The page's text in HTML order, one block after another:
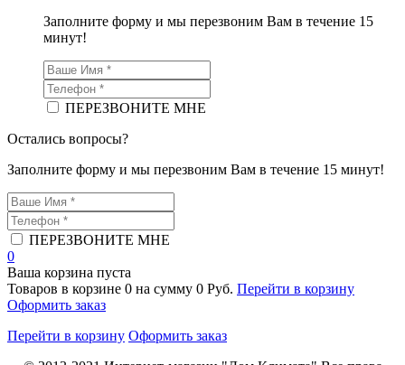
Заполните форму и мы перезвоним Вам в течение 15
минут!
ПЕРЕЗВОНИТЕ МНЕ
Остались вопросы?
Заполните форму и мы перезвоним Вам в течение 15 минут!
ПЕРЕЗВОНИТЕ МНЕ
0
Ваша корзина пуста
Товаров в корзине 0 на сумму 0 Руб. Перейти в корзину
Оформить заказ
Перейти в корзину Оформить заказ